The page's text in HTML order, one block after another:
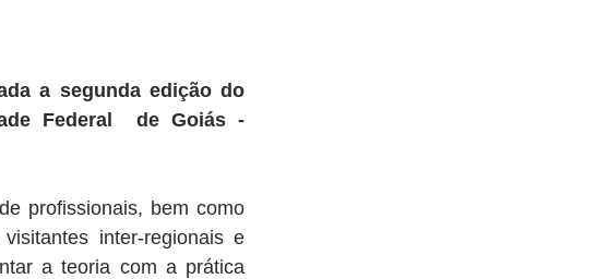
a segunda edição do
Federal  de Goiás -
profissionais, bem como
inter-regionais e
a teoria com a prática